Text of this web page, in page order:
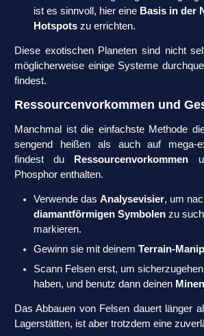
ist es sinnvoll, hier eine Basis in der
Hotspots zu errichten.
Diese exotischen Planeten sind nicht
möglicherweise einige Systeme
findest.
Ressourcenvorkommen und
Manchmal ist die einfachste Methode
sengend heißen als auch auf mega-
findest du
Ressourcenvorkommen
Phosphor enthalten.
Verwende das Analysevisier, um
diamantförmigen Symbolen zu
markieren.
Gewinn sie mit deinem Terrain-
Scann Felsen erst, um
haben, und benutz dann deinen
Das Abbauen von Felsen dauert länger
Lagerstätten, ist aber trotzdem eine